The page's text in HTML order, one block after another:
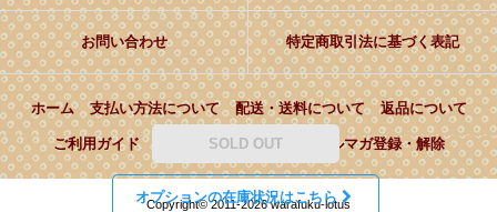
SOLD OUT
オプションの在庫状況はこちら
お問い合わせ 特定商取引法に基づく表記
ホーム 支払い方法について 配送・送料について 返品について
ご利用ガイド プライバシーポリシー メルマガ登録・解除
Copyright© 2011-2026 warafuku-lotus